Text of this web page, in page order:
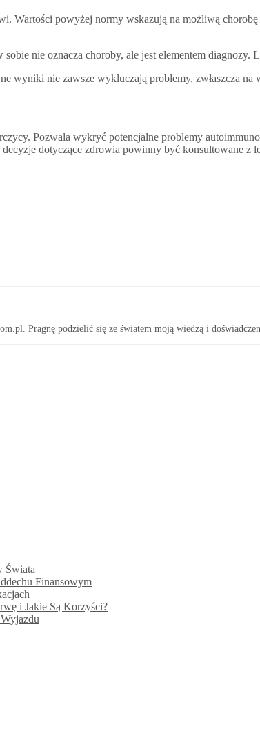
Wartości powyżej normy wskazują na możliwą
nie oznacza choroby, ale jest elementem
wyniki nie zawsze wykluczają problemy, zwłaszcza na
Pozwala wykryć potencjalne problemy
dotyczące zdrowia powinny być konsultowane z
Pragnę podzielić się ze światem moją wiedzą i
Świata
Finansowym
i Jakie Są Korzyści?